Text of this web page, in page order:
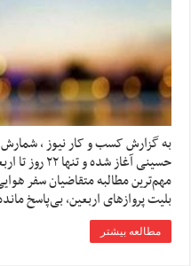
به گزارش کسب و کار نیوز ،
حسینی آغاز
مهم‌ترین مطالبه متقاضیان سفر
بلیت پروازهای اربعین، بی‌پاسخ
مطالعه بیشتر